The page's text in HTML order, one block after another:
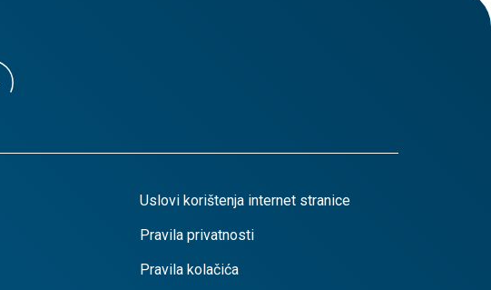
Uslovi korištenja internet stranice
Pravila privatnosti
Pravila kolačića